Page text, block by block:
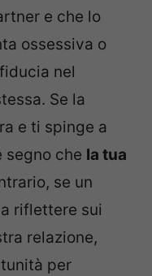
e che lo
ossessiva o
nel
Se la
e ti spinge a
segno che la tua
se un
riflettere sui
relazione,
per